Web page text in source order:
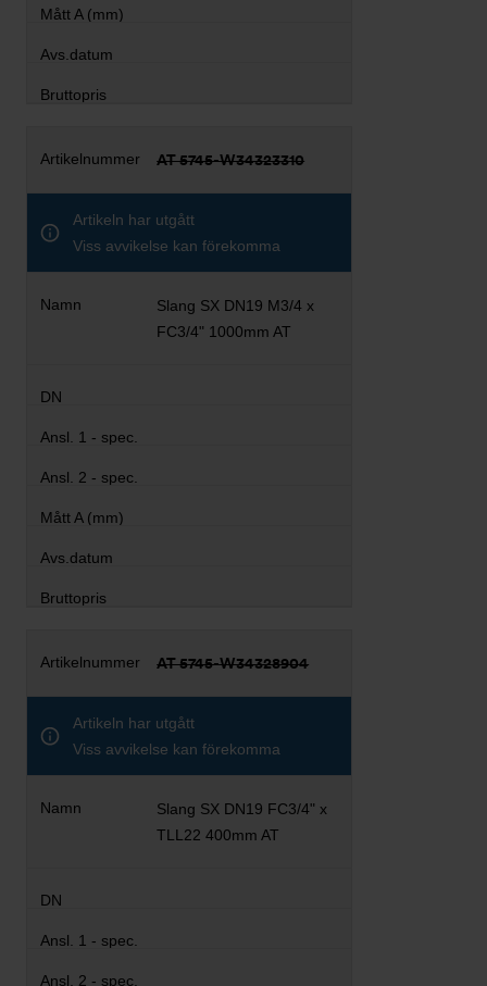
AT 5745-W34323310
Artikeln har utgått
Viss avvikelse kan förekomma
Slang SX DN19 M3/4 x
FC3/4" 1000mm AT
AT 5745-W34328904
Artikeln har utgått
Viss avvikelse kan förekomma
Slang SX DN19 FC3/4" x
TLL22 400mm AT